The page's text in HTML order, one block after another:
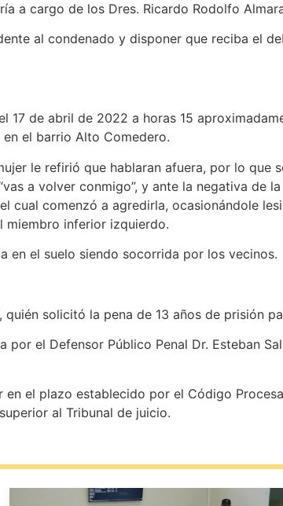
a cargo de los Dres. Ricardo Rodolfo
al condenado y disponer que reciba el
17 de abril de 2022 a horas 15
el barrio Alto Comedero.
le refirió que hablaran afuera, por lo que
a volver conmigo”, y ante la negativa de
cual comenzó a agredirla, ocasionándole
miembro inferior izquierdo.
en el suelo siendo socorrida por los vecinos.
solicitó la pena de 13 años de prisión
por el Defensor Público Penal Dr. Esteban
el plazo establecido por el Código
al Tribunal de juicio.